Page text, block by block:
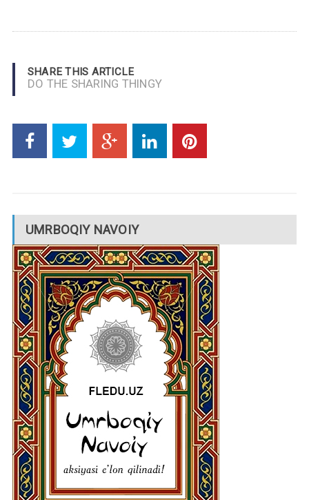
SHARE THIS ARTICLE
DO THE SHARING THINGY
UMRBOQIY NAVOIY